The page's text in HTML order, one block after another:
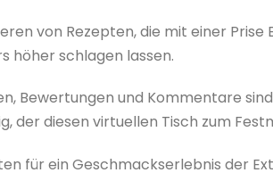
von Rezepten, die mit einer
höher schlagen lassen.
Bewertungen und Kommentare
der diesen virtuellen Tisch zum
für ein Geschmackserlebnis der